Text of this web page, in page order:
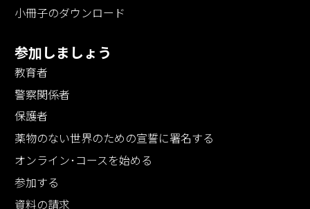
小冊子のダウンロード
参加しましょう
教育者
警察関係者
保護者
薬物のない世界のための宣誓に署名する
オンライン･コースを始める
参加する
資料の請求